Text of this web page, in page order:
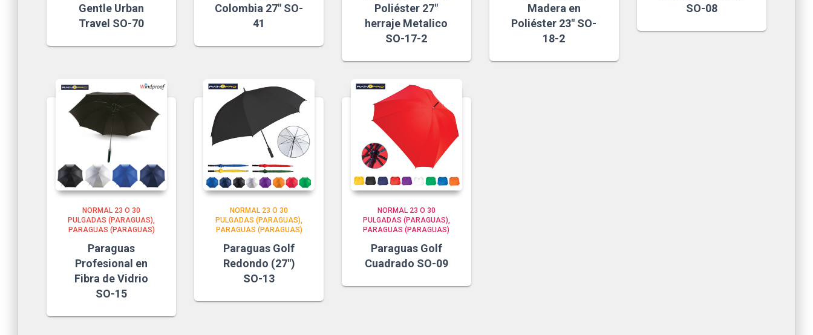
Gentle Urban
Travel SO-70
Colombia 27″ SO-
41
Poliéster 27″
herraje Metalico
SO-17-2
Madera en
Poliéster 23″ SO-
18-2
SO-08
NORMAL 23 O 30
PULGADAS (PARAGUAS)
PARAGUAS (PARAGUAS)
Paraguas
Profesional en
Fibra de Vidrio
SO-15
NORMAL 23 O 30
PULGADAS (PARAGUAS)
PARAGUAS (PARAGUAS)
Paraguas Golf
Redondo (27″)
SO-13
NORMAL 23 O 30
PULGADAS (PARAGUAS)
PARAGUAS (PARAGUAS)
Paraguas Golf
Cuadrado SO-09